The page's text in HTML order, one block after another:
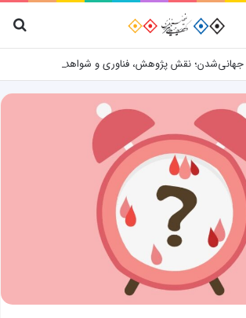
جهانی‌شدن؛ نقش پژوهش، فناوری و شواهد علمی